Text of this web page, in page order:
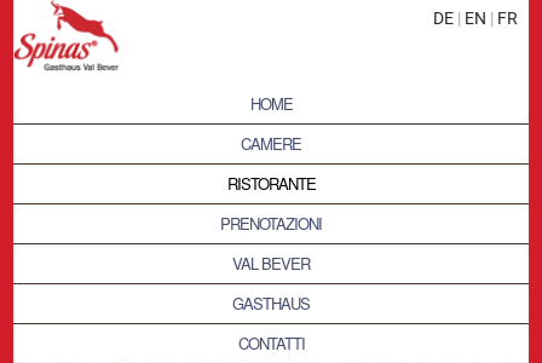
DE | EN | FR
HOME
CAMERE
RISTORANTE
PRENOTAZIONI
VAL BEVER
GASTHAUS
CONTATTI